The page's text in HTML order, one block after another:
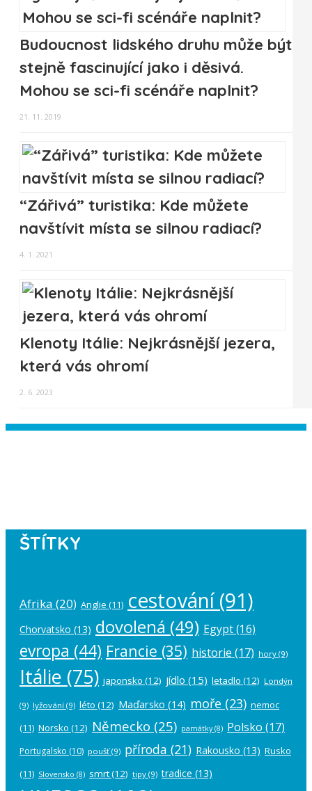
Budoucnost lidského druhu může být
stejně fascinující jako i děsivá.
Mohou se sci-fi scénáře naplnit?
21. 11. 2019
“Zářivá” turistika: Kde můžete
navštívit místa se silnou radiací?
4. 1. 2021
Klenoty Itálie: Nejkrásnější jezera,
která vás ohromí
2. 6. 2023
ŠTÍTKY
Afrika (20) Anglie (11) cestování(91)
Chorvatsko (13) dovolená (49) Egypt(16)
evropa (44) Francie (35) historie (17) hory (9)
Itálie (75) japonsko (12) jídlo (15) letadlo (12) Londýn
(9) lyžování (9) léto (12) Maďarsko (14) moře (23) nemoc
(11) Norsko (12) Německo (25) památky(8) Polsko (17)
Portugalsko (10) poušť(9) příroda (21) Rakousko (13) Rusko
(11) Slovensko (8) smrt(12) tipy (9) tradice (13)